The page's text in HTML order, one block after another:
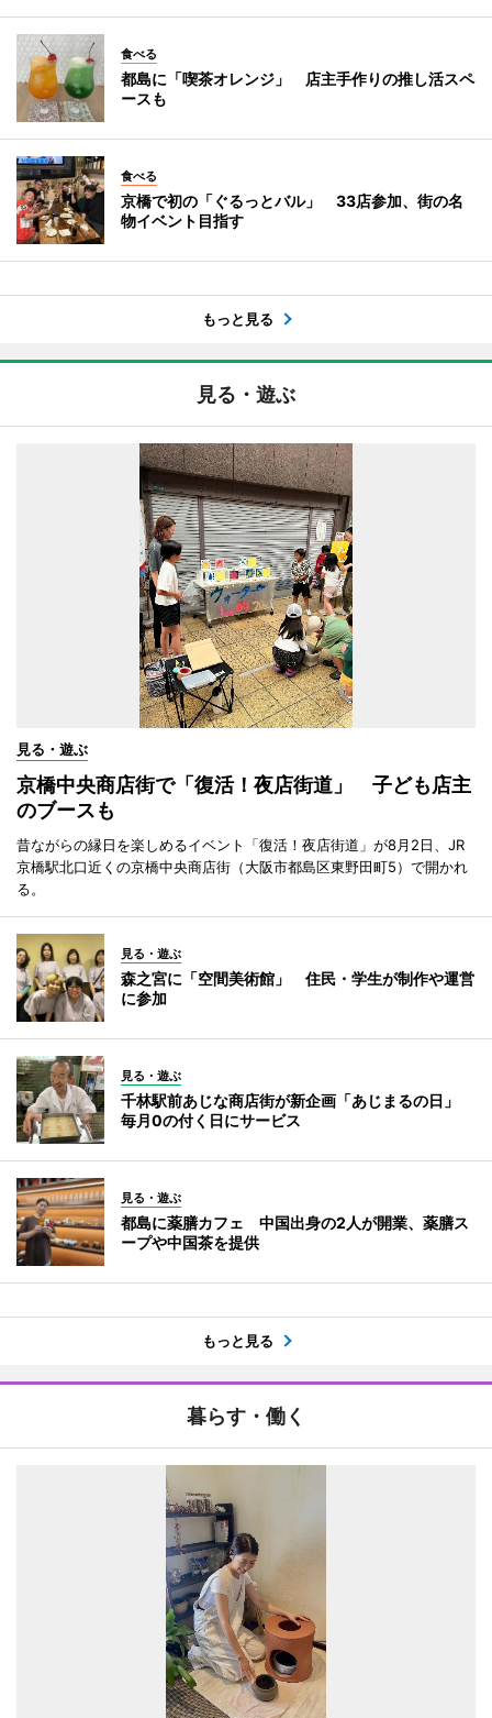
食べる
都島に「喫茶オレンジ」 店主手作りの推し活スペ
ースも
食べる
京橋で初の「ぐるっとバル」 33店参加、街の名
物イベント目指す
もっと見る
見る・遊ぶ
見る・遊ぶ
京橋中央商店街で「復活！夜店街道」 子ども店主
のブースも
昔ながらの縁日を楽しめるイベント「復活！夜店街道」が8月2日、JR
京橋駅北口近くの京橋中央商店街（大阪市都島区東野田町5）で開かれ
る。
見る・遊ぶ
森之宮に「空間美術館」 住民・学生が制作や運営
に参加
見る・遊ぶ
千林駅前あじな商店街が新企画「あじまるの日」
毎月0の付く日にサービス
見る・遊ぶ
都島に薬膳カフェ 中国出身の2人が開業、薬膳ス
ープや中国茶を提供
もっと見る
暮らす・働く